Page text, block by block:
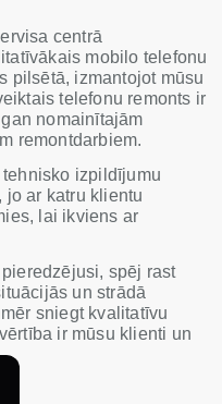
centrā
mobilo telefonu
pilsētā, izmantojot mūsu
telefonu remonts ir
nomainītajām
remontdarbiem.
tehnisko izpildījumu
ar katru klientu
lai ikviens ar
spēj rast
un strādā
sniegt kvalitatīvu
ir mūsu klienti un